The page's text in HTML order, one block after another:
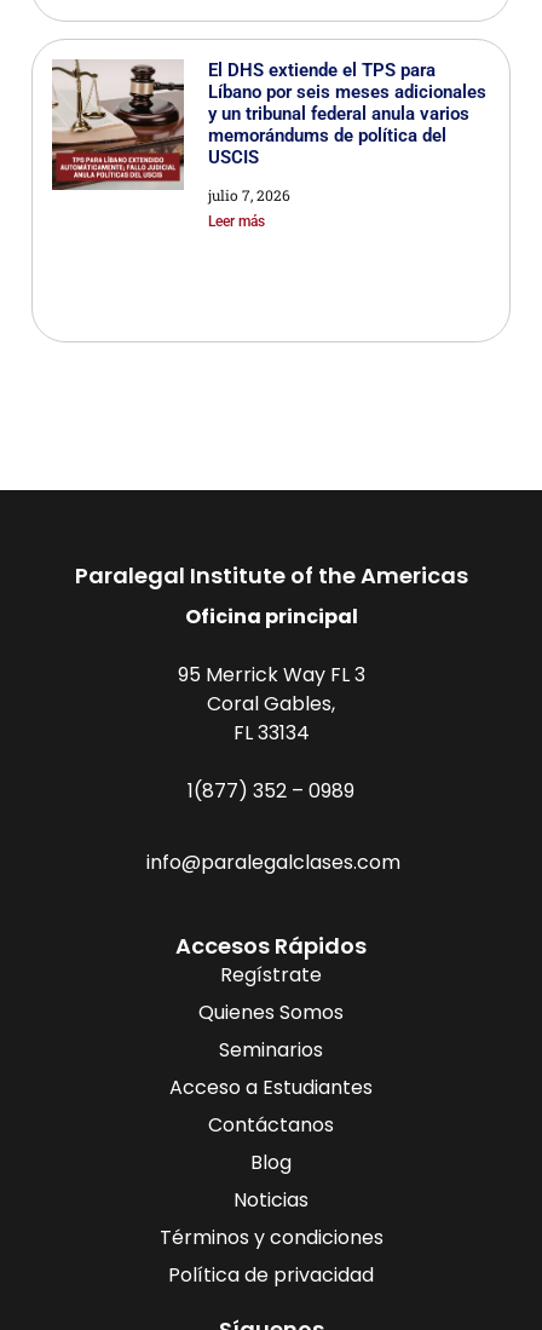
El DHS extiende el TPS para
Líbano por seis meses adicionales
y un tribunal federal anula varios
memorándums de política del
USCIS
julio 7, 2026
Leer más
Paralegal Institute of the Americas
Oficina principal
95 Merrick Way FL 3
Coral Gables,
FL 33134
1(877) 352 – 0989
info@paralegalclases.com
Accesos Rápidos
Regístrate
Quienes Somos
Seminarios
Acceso a Estudiantes
Contáctanos
Blog
Noticias
Términos y condiciones
Política de privacidad